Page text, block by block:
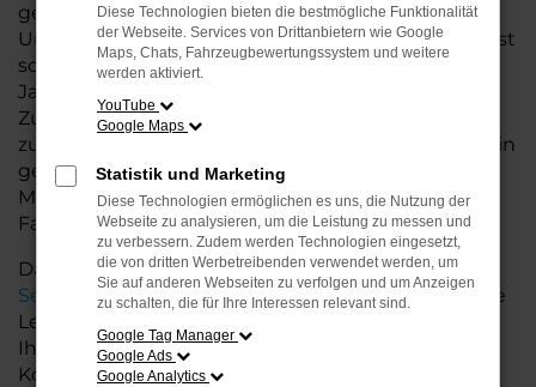
genau auf Ihre Bedürfnisse abgestimmt ist.
Unsere große Auswahl an Seat Fahrzeugen umfasst
sowohl Neuwagen als auch Gebrauchtwagen und
Jahreswagen – allesamt in hervorragendem
Zustand und bereit, Ihnen höchsten Fahrkomfort
zu bieten. Egal, ob Sie ein praktisches Stadtauto, ein
geräumiges Familienfahrzeug oder ein sportliches
Modell suchen, bei uns finden Sie das passende
Fahrzeug.
Darüber hinaus bieten wir Ihnen zusätzliche
Services rund um Seat für Weyhe, darunter flexible
Leasing- und Finanzierungsmöglichkeiten, die es
Ihnen ermöglichen, Ihr Traumfahrzeug zu fairen
Konditionen zu erwerben. Auch die
Diese Technologien bieten die bestmögliche Funktionalität
der Webseite. Services von Drittanbietern wie Google
Maps, Chats, Fahrzeugbewertungssystem und weitere
werden aktiviert.
YouTube
Google Maps
Statistik und Marketing
Diese Technologien ermöglichen es uns, die Nutzung der
Webseite zu analysieren, um die Leistung zu messen und
zu verbessern. Zudem werden Technologien eingesetzt,
die von dritten Werbetreibenden verwendet werden, um
Sie auf anderen Webseiten zu verfolgen und um Anzeigen
zu schalten, die für Ihre Interessen relevant sind.
Google Tag Manager
Google Ads
Google Analytics